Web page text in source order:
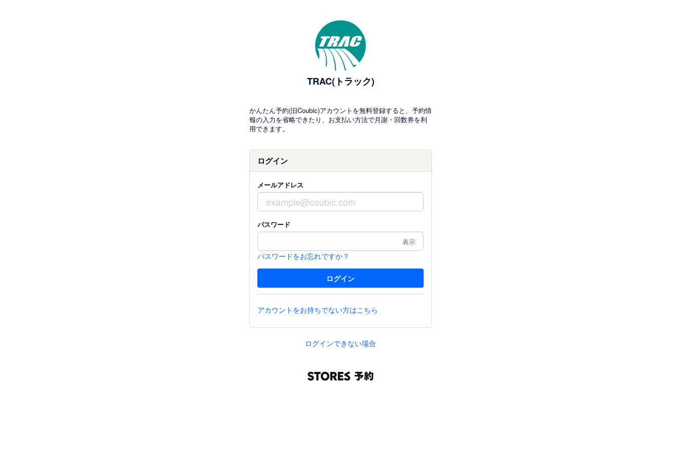
TRAC(トラック)
かんたん予約(旧Coubic)アカウントを無料登録すると、予約情
報の入力を省略できたり、お支払い方法で月謝・回数券を利
用できます。
ログイン
メールアドレス
パスワード
表示
パスワードをお忘れですか？
アカウントをお持ちでない方はこちら
ログインできない場合